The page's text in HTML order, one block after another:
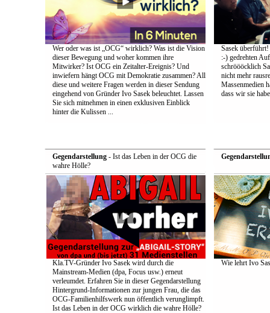
Wer oder was ist „OCG“ wirklich? Was ist die Vision
dieser Bewegung und woher kommen ihre
Mitwirker? Ist OCG ein Zeitalter-Ereignis? Und
inwiefern hängt OCG mit Demokratie zusammen? All
diese und weitere Fragen werden in dieser Sendung
eingehend von Gründer Ivo Sasek beleuchtet. Lassen
Sie sich mitnehmen in einen exklusiven Einblick
hinter die Kulissen ...
Sasek
:-) gedrehten
schröööcklich
nicht mehr
Massenmedien
dass wir sie
Gegendarstellung- Ist das Leben in der OCG die
wahre Hölle?
Kla.TV-Gründer Ivo Sasek wird durch die
Mainstream-Medien (dpa, Focus usw.) erneut
verleumdet. Erfahren Sie in dieser Gegendarstellung
Hintergrund-Informationen zur jungen Frau, die das
OCG-Familienhilfswerk nun öffentlich verunglimpft.
Ist das Leben in der OCG wirklich die wahre Hölle?
Wie lehrt Ivo